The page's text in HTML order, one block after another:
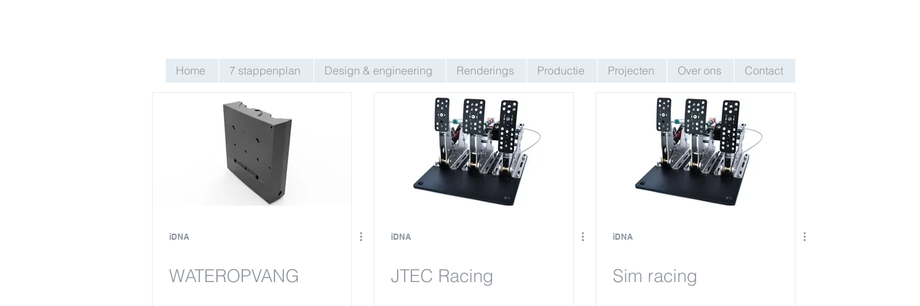
Home 7 stappenplan Design & engineering Renderings Productie Projecten Over ons Contact
iDNA
WATEROPVANG
iDNA
JTEC Racing
iDNA
Sim racing